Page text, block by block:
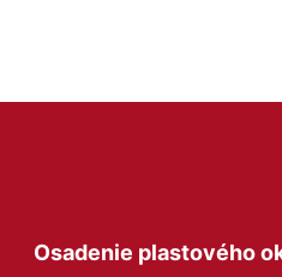
Osadenie plastového